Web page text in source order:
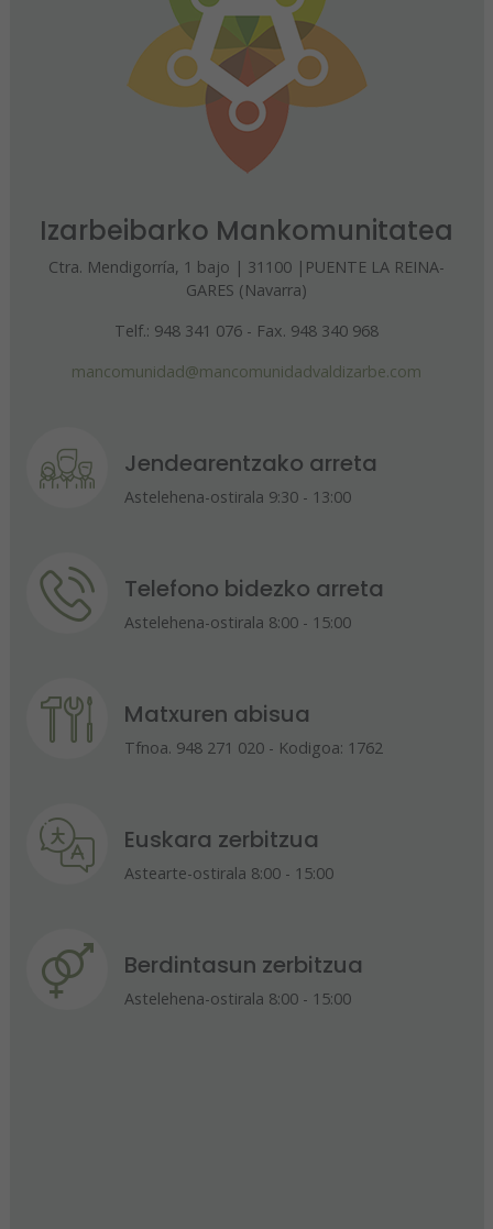
Izarbeibarko Mankomunitatea
Ctra. Mendigorría, 1 bajo | 31100 |PUENTE LA REINA-
GARES (Navarra)
Telf.: 948 341 076 - Fax. 948 340 968
mancomunidad@mancomunidadvaldizarbe.com
Jendearentzako arreta
Astelehena-ostirala 9:30 - 13:00
Telefono bidezko arreta
Astelehena-ostirala 8:00 - 15:00
Matxuren abisua
Tfnoa. 948 271 020 - Kodigoa: 1762
Euskara zerbitzua
Astearte-ostirala 8:00 - 15:00
Berdintasun zerbitzua
Astelehena-ostirala 8:00 - 15:00